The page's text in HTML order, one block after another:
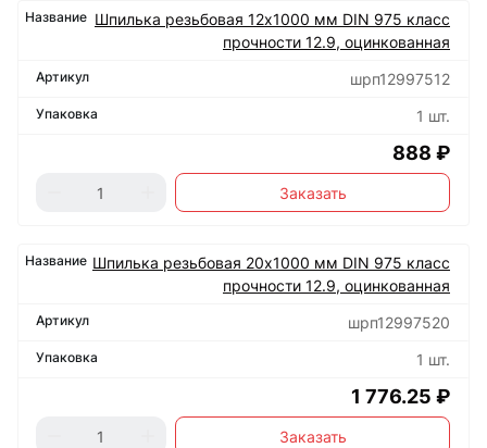
Шпилька резьбовая 12х1000 мм DIN 975 класс
прочности 12.9, оцинкованная
шрп12997512
1 шт.
888 ₽
Заказать
Шпилька резьбовая 20х1000 мм DIN 975 класс
прочности 12.9, оцинкованная
шрп12997520
1 шт.
1 776.25 ₽
Заказать